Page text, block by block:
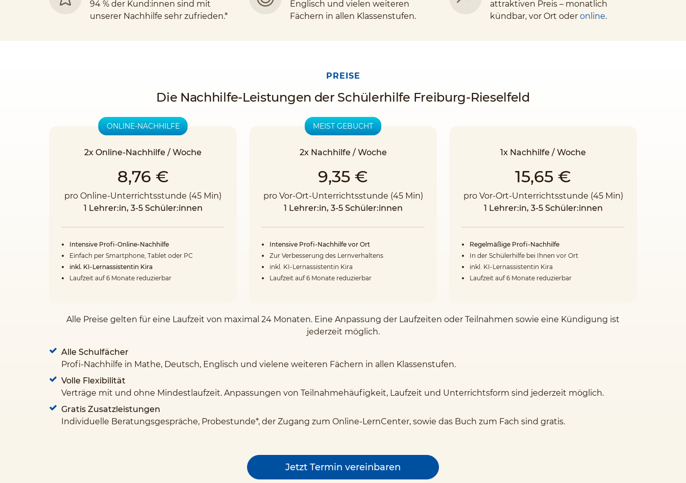
94 % der Kund:innen sind mit
unserer Nachhilfe sehr zufrieden.*
Englisch und vielen weiteren
Fächern in allen Klassenstufen.
attraktiven Preis – monatlich
kündbar, vor Ort oder online.
PREISE
Die Nachhilfe-Leistungen der Schülerhilfe Freiburg-Rieselfeld
MEIST GEBUCHT
2x Nachhilfe / Woche
9,35 €
pro Vor-Ort-Unterrichtsstunde (45 Min)
1 Lehrer:in, 3-5 Schüler:innen
Intensive Profi-Nachhilfe vor Ort
Zur Verbesserung des Lernverhaltens
inkl. KI-Lernassistentin Kira
Laufzeit auf 6 Monate reduzierbar
ONLINE-NACHHILFE
2x Online-Nachhilfe / Woche
8,76 €
pro Online-Unterrichtsstunde (45 Min)
1 Lehrer:in, 3-5 Schüler:innen
Intensive Profi-Online-Nachhilfe
Einfach per Smartphone, Tablet oder PC
inkl. KI-Lernassistentin Kira
Laufzeit auf 6 Monate reduzierbar
1x Nachhilfe / Woche
15,65 €
pro Vor-Ort-Unterrichtsstunde (45 Min)
1 Lehrer:in, 3-5 Schüler:innen
Regelmäßige Profi-Nachhilfe
In der Schülerhilfe bei Ihnen vor Ort
inkl. KI-Lernassistentin Kira
Laufzeit auf 6 Monate reduzierbar
Alle Preise gelten für eine Laufzeit von maximal 24 Monaten. Eine Anpassung der Laufzeiten oder Teilnahmen sowie eine Kündigung ist
jederzeit möglich.
Alle Schulfächer
Profi-Nachhilfe in Mathe, Deutsch, Englisch und vielene weiteren Fächern in allen Klassenstufen.
Volle Flexibilität
Verträge mit und ohne Mindestlaufzeit. Anpassungen von Teilnahmehäufigkeit, Laufzeit und Unterrichtsform sind jederzeit möglich.
Gratis Zusatzleistungen
Individuelle Beratungsgespräche, Probestunde*, der Zugang zum Online-LernCenter, sowie das Buch zum Fach sind gratis.
Jetzt Termin vereinbaren